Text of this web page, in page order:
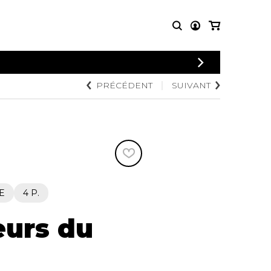
CONNEXION
PARTITIONS
POUR
Quatuor de saxophones
AUTRES
PRODUITS
Disques compacts et
DVDs
PRÉCÉDENT SUIVANT
4 P.
du